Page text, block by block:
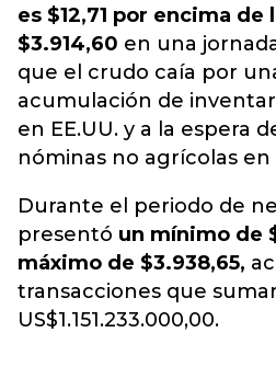
es $12,71 por encima de
$3.914,60 en una
que el crudo caía por
acumulación de
en EE.UU. y a la espera
nóminas no agrícolas
Durante el periodo de
presentó un mínimo de
máximo de $3.938,65,
transacciones que
US$1.151.233.000,00.